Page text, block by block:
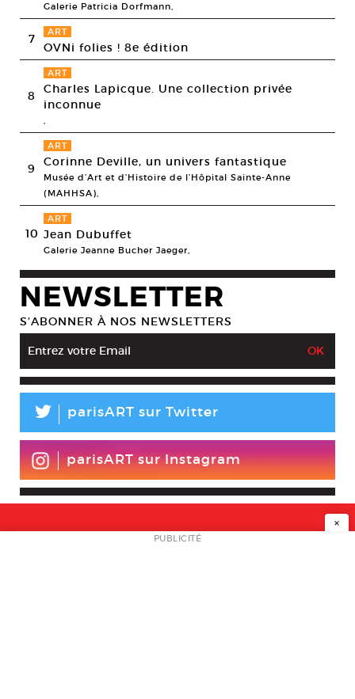
Galerie Patricia Dorfmann,
7 ART
OVNi folies ! 8e édition
8
ART
Charles Lapicque. Une collection privée
inconnue
,
9
ART
Corinne Deville, un univers fantastique
Musée d’Art et d’Histoire de l’Hôpital Sainte-Anne
(MAHHSA),
10
ART
Jean Dubuffet
Galerie Jeanne Bucher Jaeger,
NEWSLETTER
S’ABONNER À NOS NEWSLETTERS
L parisART sur Twitter
parisART sur Instagram
NEWSLETTER
×
PUBLICITÉ